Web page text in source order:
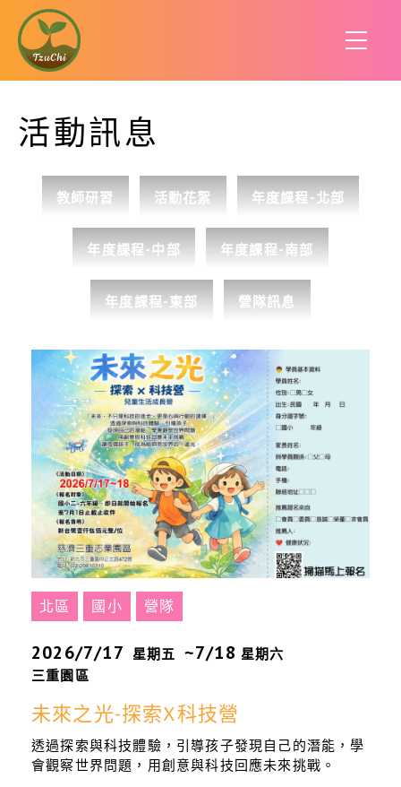
活動訊息
教師研習 活動花絮 年度課程-北部
年度課程-中部 年度課程-南部
年度課程-東部 營隊訊息
北區 國小 營隊
2026/7/17 星期五 ~7/18 星期六
三重園區
未來之光-探索X科技營
透過探索與科技體驗，引導孩子發現自己的潛能，學
會觀察世界問題，用創意與科技回應未來挑戰。